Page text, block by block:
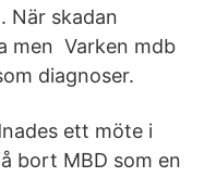
När skadan
men Varken mdb
diagnoser.
ett möte i
bort MBD som en